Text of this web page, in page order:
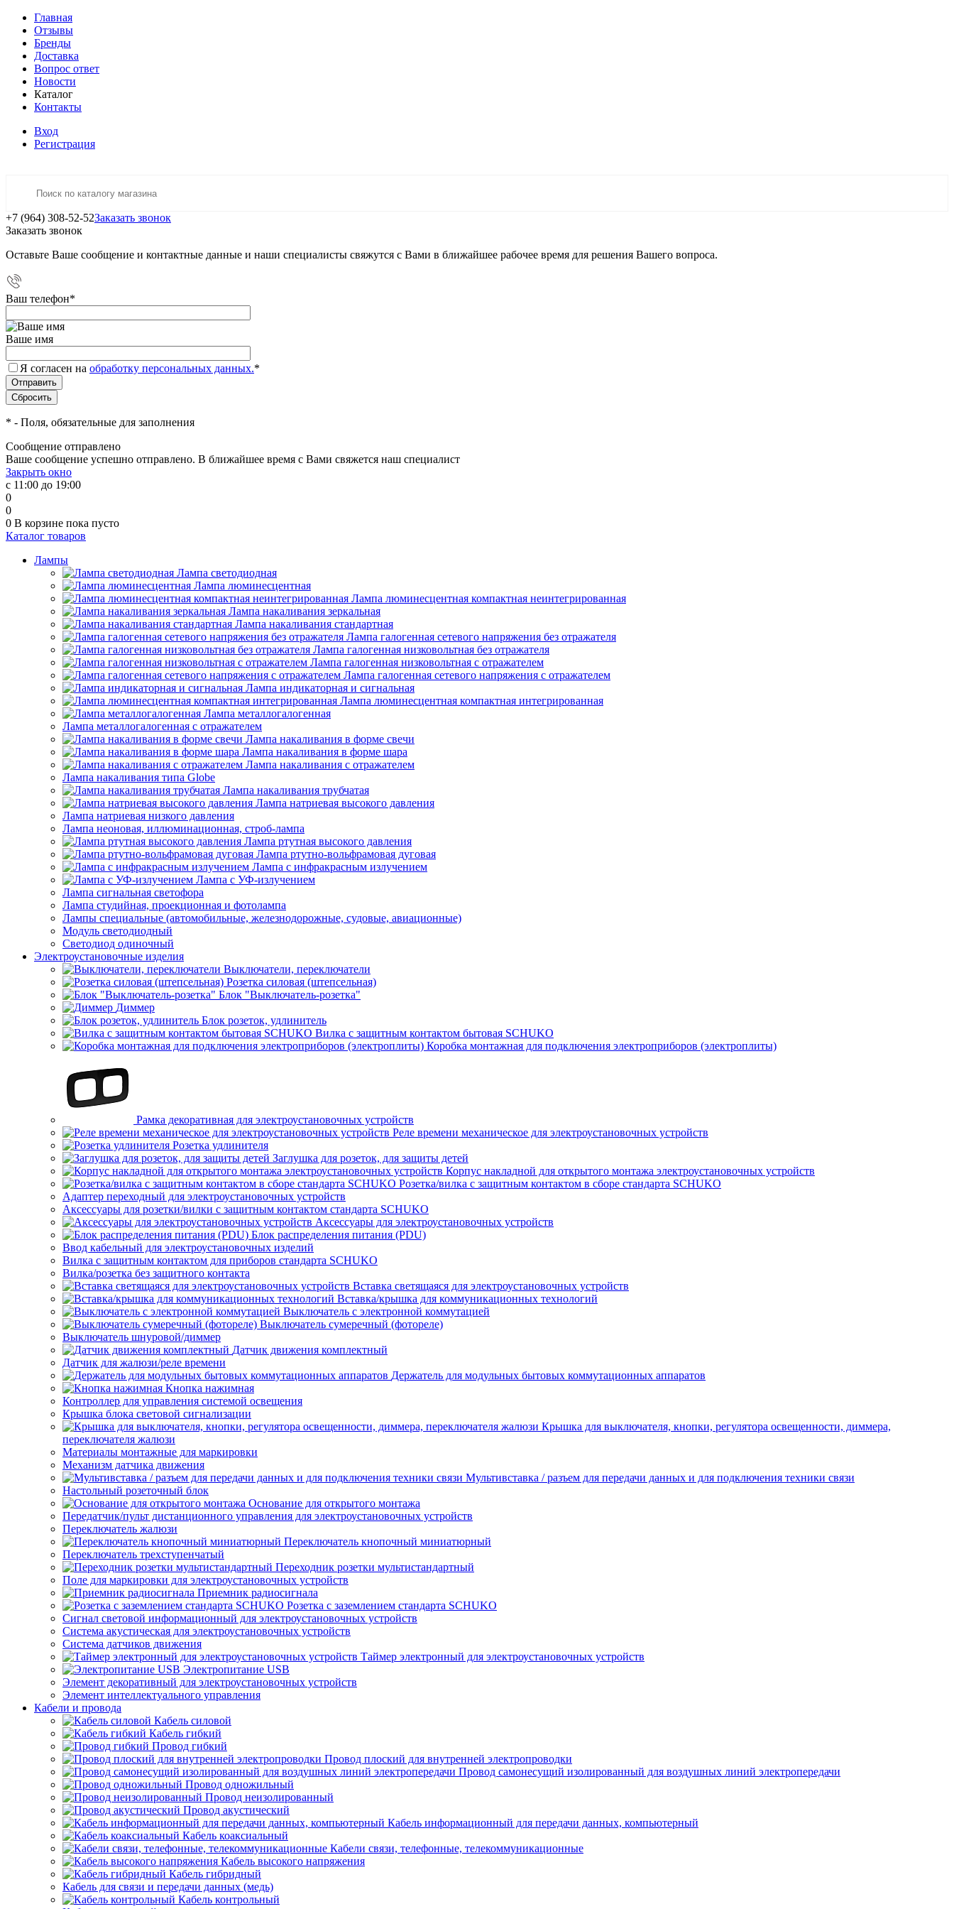
Главная
Отзывы
Бренды
Доставка
Вопрос ответ
Новости
Каталог
Контакты
Вход
Регистрация
+7 (964) 308-52-52Заказать звонок
Заказать звонок
Оставьте Ваше сообщение и контактные данные и наши специалисты свяжутся с Вами в ближайшее рабочее время для решения Вашего вопроса.
Ваш телефон*
Ваше имя
Я согласен на обработку персональных данных.*
* - Поля, обязательные для заполнения
Сообщение отправлено
Ваше сообщение успешно отправлено. В ближайшее время с Вами свяжется наш специалист
Закрыть окно
с 11:00 до 19:00
0
0
0 В корзине пока пусто
Каталог товаров
Лампы
Лампа светодиодная
Лампа люминесцентная
Лампа люминесцентная компактная неинтегрированная
Лампа накаливания зеркальная
Лампа накаливания стандартная
Лампа галогенная сетевого напряжения без отражателя
Лампа галогенная низковольтная без отражателя
Лампа галогенная низковольтная с отражателем
Лампа галогенная сетевого напряжения с отражателем
Лампа индикаторная и сигнальная
Лампа люминесцентная компактная интегрированная
Лампа металлогалогенная
Лампа металлогалогенная с отражателем
Лампа накаливания в форме свечи
Лампа накаливания в форме шара
Лампа накаливания с отражателем
Лампа накаливания типа Globe
Лампа накаливания трубчатая
Лампа натриевая высокого давления
Лампа натриевая низкого давления
Лампа неоновая, иллюминационная, строб-лампа
Лампа ртутная высокого давления
Лампа ртутно-вольфрамовая дуговая
Лампа с инфракрасным излучением
Лампа с УФ-излучением
Лампа сигнальная светофора
Лампа студийная, проекционная и фотолампа
Лампы специальные (автомобильные, железнодорожные, судовые, авиационные)
Модуль светодиодный
Светодиод одиночный
Электроустановочные изделия
Выключатели, переключатели
Розетка силовая (штепсельная)
Блок "Выключатель-розетка"
Диммер
Блок розеток, удлинитель
Вилка с защитным контактом бытовая SCHUKO
Коробка монтажная для подключения электроприборов (электроплиты)
Рамка декоративная для электроустановочных устройств
Реле времени механическое для электроустановочных устройств
Розетка удлинителя
Заглушка для розеток, для защиты детей
Корпус накладной для открытого монтажа электроустановочных устройств
Розетка/вилка с защитным контактом в сборе стандарта SCHUKO
Адаптер переходный для электроустановочных устройств
Аксессуары для розетки/вилки с защитным контактом стандарта SCHUKO
Аксессуары для электроустановочных устройств
Блок распределения питания (PDU)
Ввод кабельный для электроустановочных изделий
Вилка с защитным контактом для приборов стандарта SCHUKO
Вилка/розетка без защитного контакта
Вставка светящаяся для электроустановочных устройств
Вставка/крышка для коммуникационных технологий
Выключатель с электронной коммутацией
Выключатель сумеречный (фотореле)
Выключатель шнуровой/диммер
Датчик движения комплектный
Датчик для жалюзи/реле времени
Держатель для модульных бытовых коммутационных аппаратов
Кнопка нажимная
Контроллер для управления системой освещения
Крышка блока световой сигнализации
Крышка для выключателя, кнопки, регулятора освещенности, диммера,
переключателя жалюзи
Материалы монтажные для маркировки
Механизм датчика движения
Мультивставка / разъем для передачи данных и для подключения техники связи
Настольный розеточный блок
Основание для открытого монтажа
Передатчик/пульт дистанционного управления для электроустановочных устройств
Переключатель жалюзи
Переключатель кнопочный миниатюрный
Переключатель трехступенчатый
Переходник розетки мультистандартный
Поле для маркировки для электроустановочных устройств
Приемник радиосигнала
Розетка с заземлением стандарта SCHUKO
Сигнал световой информационный для электроустановочных устройств
Система акустическая для электроустановочных устройств
Система датчиков движения
Таймер электронный для электроустановочных устройств
Электропитание USB
Элемент декоративный для электроустановочных устройств
Элемент интеллектуального управления
Кабели и провода
Кабель силовой
Кабель гибкий
Провод гибкий
Провод плоский для внутренней электропроводки
Провод самонесущий изолированный для воздушных линий электропередачи
Провод одножильный
Провод неизолированный
Провод акустический
Кабель информационный для передачи данных, компьютерный
Кабель коаксиальный
Кабели связи, телефонные, телекоммуникационные
Кабель высокого напряжения
Кабель гибридный
Кабель для связи и передачи данных (медь)
Кабель контрольный